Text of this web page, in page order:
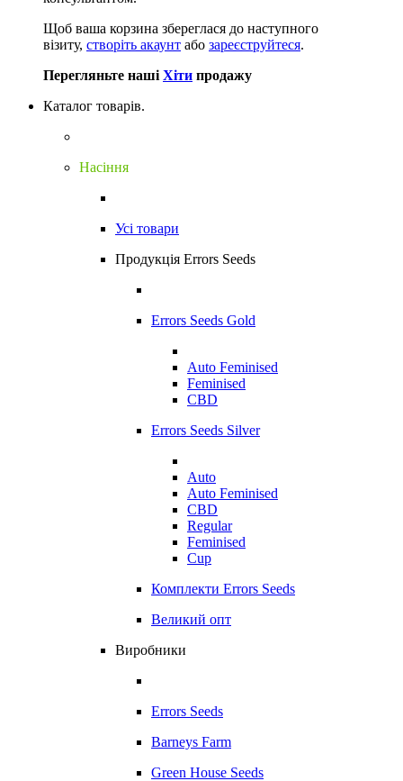
Щоб ваша корзина збереглася до наступного
візиту, створіть акаунт або зареєструйтеся.
Перегляньте наші Хіти продажу
Каталог товарів.
Насіння
Усі товари
Продукція Errors Seeds
Errors Seeds Gold
Auto Feminised
Feminised
CBD
Errors Seeds Silver
Auto
Auto Feminised
CBD
Regular
Feminised
Cup
Комплекти Errors Seeds
Великий опт
Виробники
Errors Seeds
Barneys Farm
Green House Seeds